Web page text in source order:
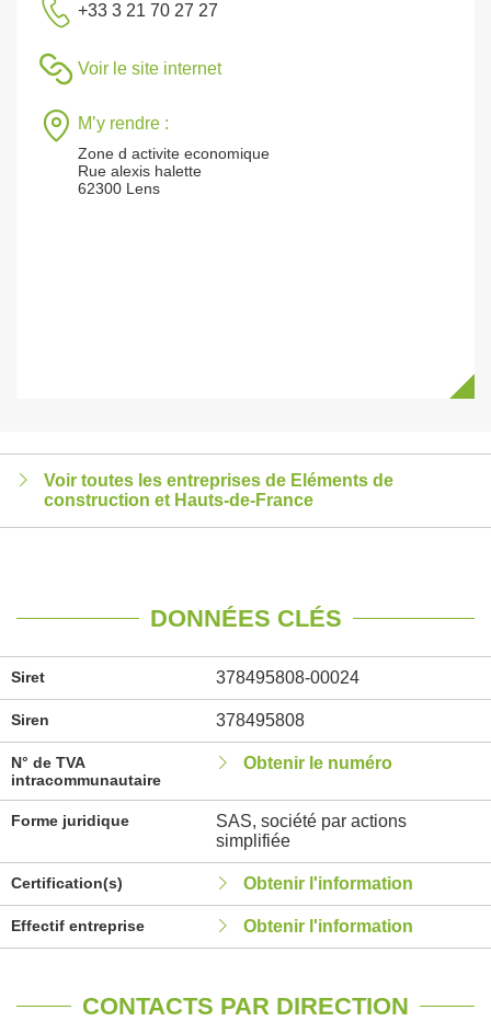
+33 3 21 70 27 27
Voir le site internet
M’y rendre :
Zone d activite economique
Rue alexis halette
62300 Lens
Voir toutes les entreprises de Eléments de
construction et Hauts-de-France
DONNÉES CLÉS
Siret 378495808-00024
Siren 378495808
N° de TVA
intracommunautaire
Obtenir le numéro
Forme juridique
SAS, société par actions
simplifiée
Certification(s) Obtenir l'information
Effectif entreprise Obtenir l'information
CONTACTS PAR DIRECTION